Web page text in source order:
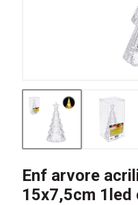
Enf arvore
15x7,5cm 1led